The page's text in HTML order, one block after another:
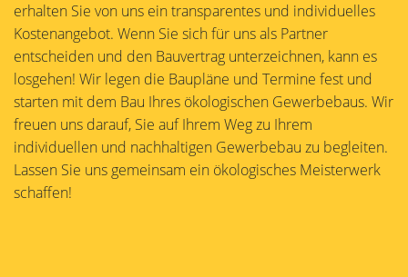
erhalten Sie von uns ein transparentes und individuelles
Kostenangebot. Wenn Sie sich für uns als Partner
entscheiden und den Bauvertrag unterzeichnen, kann es
losgehen! Wir legen die Baupläne und Termine fest und
starten mit dem Bau Ihres ökologischen Gewerbebaus. Wir
freuen uns darauf, Sie auf Ihrem Weg zu Ihrem
individuellen und nachhaltigen Gewerbebau zu begleiten.
Lassen Sie uns gemeinsam ein ökologisches Meisterwerk
schaffen!